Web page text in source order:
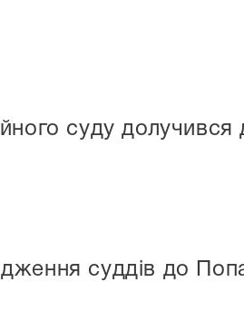
суду
суддів до